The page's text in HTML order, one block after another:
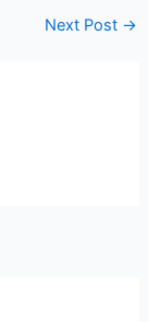
Next Post →